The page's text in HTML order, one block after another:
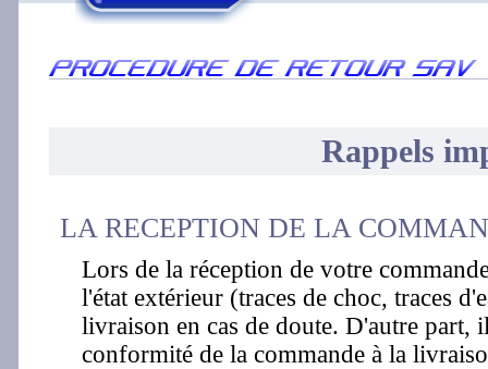
Rappels
LA RECEPTION DE LA
Lors de la réception de votre
l'état extérieur (traces de choc, traces
livraison en cas de doute. D'autre part,
conformité de la commande à la